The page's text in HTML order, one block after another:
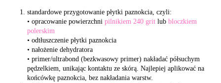
standardowe przygotowanie płytki paznokcia, czyli:
• opracowanie powierzchni pilnikiem 240 grit lub bloczkiem
polerskim
• odtłuszczenie płytki paznokcia
• nałożenie dehydratora
• primer/ultrabond (bezkwasowy primer) nakładać półsuchym
pędzelkiem, unikając kontaktu ze skórą. Najlepiej aplikować na
końcówkę paznokcia, bez nakładania warstw.